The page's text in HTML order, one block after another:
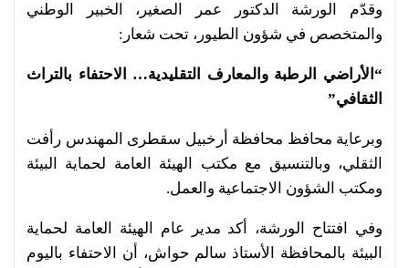
وقدّم الورشة الدكتور عمر الصغير، الخبير الوطني
والمتخصص في شؤون الطيور، تحت شعار:
“الأراضي الرطبة والمعارف التقليدية… الاحتفاء بالتراث
الثقافي”
وبرعاية محافظ محافظة أرخبيل سقطرى المهندس رأفت
الثقلي، وبالتنسيق مع مكتب الهيئة العامة لحماية البيئة
ومكتب الشؤون الاجتماعية والعمل.
وفي افتتاح الورشة، أكد مدير عام الهيئة العامة لحماية
البيئة بالمحافظة الأستاذ سالم حواش، أن الاحتفاء باليوم